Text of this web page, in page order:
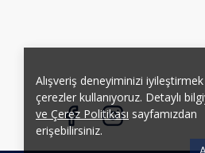
Alışveriş deneyiminizi
çerezler kullanıyoruz. Detaylı
ve Çerez Politikası sayfamızdan
erişebilirsiniz.